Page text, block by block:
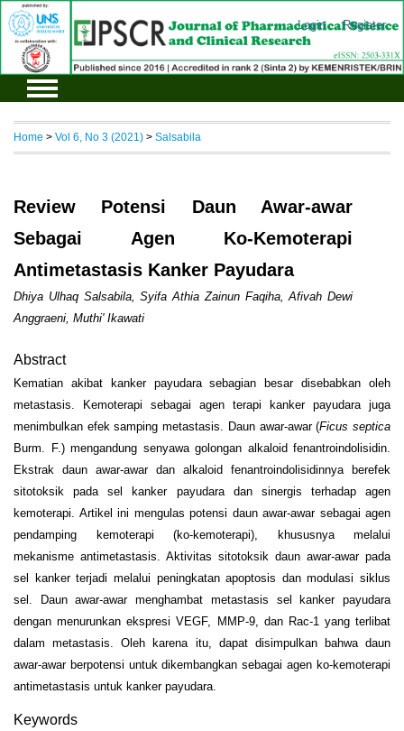
Login Register
Home > Vol 6, No 3 (2021) > Salsabila
Review Potensi Daun Awar-awar
Sebagai Agen Ko-Kemoterapi
Antimetastasis Kanker Payudara
Dhiya Ulhaq Salsabila, Syifa Athia Zainun Faqiha, Afivah Dewi
Anggraeni, Muthi' Ikawati
Abstract
Kematian akibat kanker payudara sebagian besar disebabkan oleh
metastasis. Kemoterapi sebagai agen terapi kanker payudara juga
menimbulkan efek samping metastasis. Daun awar-awar (Ficus septica
Burm. F.) mengandung senyawa golongan alkaloid fenantroindolisidin.
Ekstrak daun awar-awar dan alkaloid fenantroindolisidinnya berefek
sitotoksik pada sel kanker payudara dan sinergis terhadap agen
kemoterapi. Artikel ini mengulas potensi daun awar-awar sebagai agen
pendamping kemoterapi (ko-kemoterapi), khususnya melalui
mekanisme antimetastasis. Aktivitas sitotoksik daun awar-awar pada
sel kanker terjadi melalui peningkatan apoptosis dan modulasi siklus
sel. Daun awar-awar menghambat metastasis sel kanker payudara
dengan menurunkan ekspresi VEGF, MMP-9, dan Rac-1 yang terlibat
dalam metastasis. Oleh karena itu, dapat disimpulkan bahwa daun
awar-awar berpotensi untuk dikembangkan sebagai agen ko-kemoterapi
antimetastasis untuk kanker payudara.
Keywords